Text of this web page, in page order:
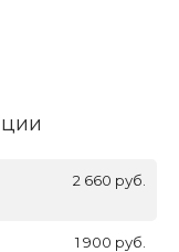
2 660 руб.
1 900 руб.